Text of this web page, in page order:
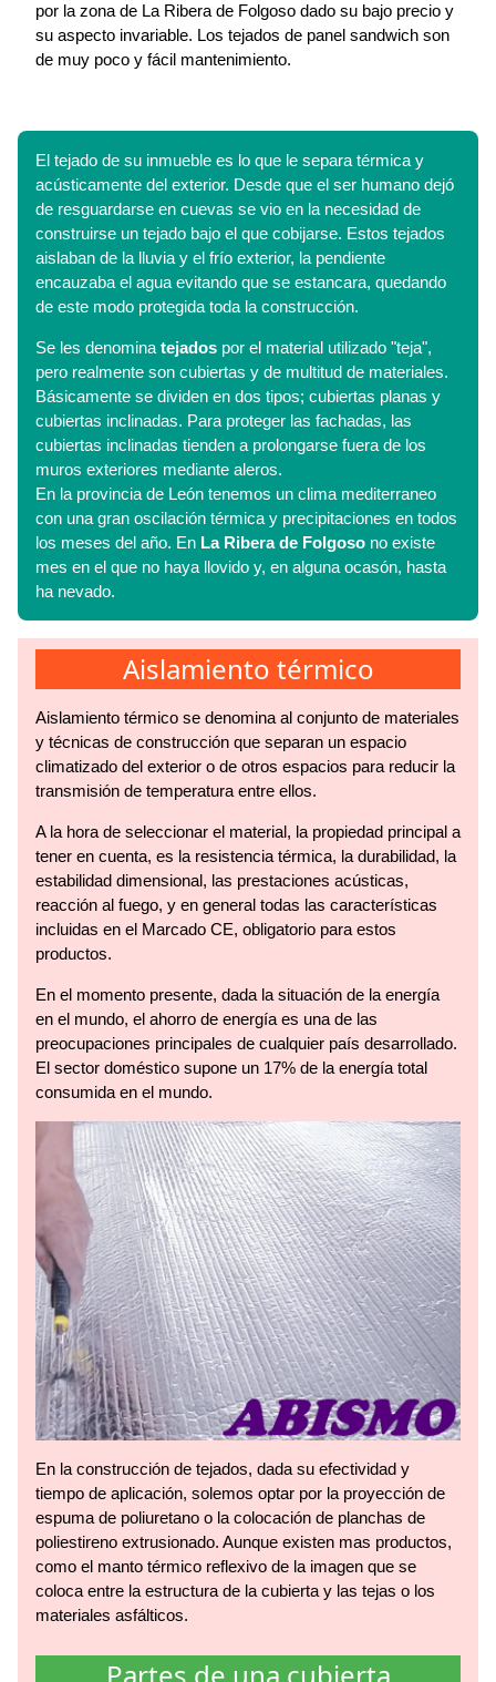
por la zona de La Ribera de Folgoso dado su bajo precio y
su aspecto invariable. Los tejados de panel sandwich son
de muy poco y fácil mantenimiento.
El tejado de su inmueble es lo que le separa térmica y
acústicamente del exterior. Desde que el ser humano dejó
de resguardarse en cuevas se vio en la necesidad de
construirse un tejado bajo el que cobijarse. Estos tejados
aislaban de la lluvia y el frío exterior, la pendiente
encauzaba el agua evitando que se estancara, quedando
de este modo protegida toda la construcción.
Se les denomina tejados por el material utilizado "teja",
pero realmente son cubiertas y de multitud de materiales.
Básicamente se dividen en dos tipos; cubiertas planas y
cubiertas inclinadas. Para proteger las fachadas, las
cubiertas inclinadas tienden a prolongarse fuera de los
muros exteriores mediante aleros.
En la provincia de León tenemos un clima mediterraneo
con una gran oscilación térmica y precipitaciones en todos
los meses del año. En La Ribera de Folgoso no existe
mes en el que no haya llovido y, en alguna ocasón, hasta
ha nevado.
Aislamiento térmico
Aislamiento térmico se denomina al conjunto de materiales
y técnicas de construcción que separan un espacio
climatizado del exterior o de otros espacios para reducir la
transmisión de temperatura entre ellos.
A la hora de seleccionar el material, la propiedad principal a
tener en cuenta, es la resistencia térmica, la durabilidad, la
estabilidad dimensional, las prestaciones acústicas,
reacción al fuego, y en general todas las características
incluidas en el Marcado CE, obligatorio para estos
productos.
En el momento presente, dada la situación de la energía
en el mundo, el ahorro de energía es una de las
preocupaciones principales de cualquier país desarrollado.
El sector doméstico supone un 17% de la energía total
consumida en el mundo.
En la construcción de tejados, dada su efectividad y
tiempo de aplicación, solemos optar por la proyección de
espuma de poliuretano o la colocación de planchas de
poliestireno extrusionado. Aunque existen mas productos,
como el manto térmico reflexivo de la imagen que se
coloca entre la estructura de la cubierta y las tejas o los
materiales asfálticos.